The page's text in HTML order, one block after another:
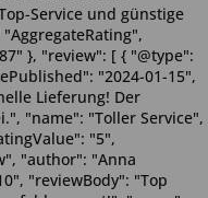
Service und günstige
}, "review": [ { "@type":
"2024-01-15",
Lieferung! Der
"name": "Toller Service",
"5",
"author": "Anna
"reviewBody": "Top